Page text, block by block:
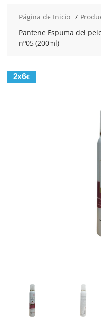
Página de Inicio
Pantene Espuma del
nº05 (200ml)
2x6€